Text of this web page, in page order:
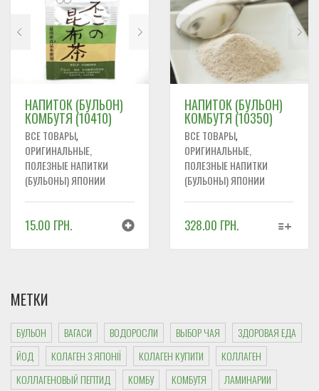
НАПИТОК (БУЛЬОН)
КОМБУТЯ (10410)
ВСЕ ТОВАРЫ,
ОРИГИНАЛЬНЫЕ,
ПОЛЕЗНЫЕ НАПИТКИ
(БУЛЬОНЫ) ЯПОНИИ
15.00 ГРН.
НАПИТОК (БУЛЬОН)
КОМБУТЯ (10350)
ВСЕ ТОВАРЫ,
ОРИГИНАЛЬНЫЕ,
ПОЛЕЗНЫЕ НАПИТКИ
(БУЛЬОНЫ) ЯПОНИИ
328.00 ГРН.
ВЫБРАТЬ
НА
СТРАНИЦЕ
ТОВАРА.
МЕТКИ
БУЛЬОН ВАГАСИ ВОДОРОСЛИ ВЫБОР ЧАЯ
ЗДОРОВАЯ ЕДА
ЙОД
КОЛАГЕН З ЯПОНІЇ КОЛАГЕН КУПИТИ
КОЛЛАГЕН
КОЛЛАГЕНОВЫЙ ПЕПТИД
КОМБУ КОМБУТЯ
ЛАМИНАРИИ